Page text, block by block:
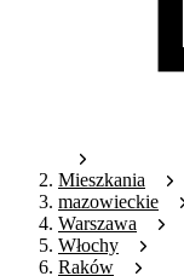
Mieszkania
mazowieckie
Warszawa
Włochy
Raków